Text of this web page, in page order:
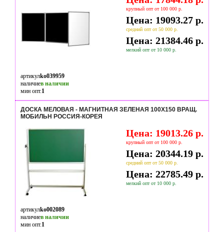
крупный опт от 100 000 р.
Цена: 19093.27 р.
средний опт от 50 000 р.
Цена: 21384.46 р.
мелкий опт от 10 000 р.
артикулko039959
наличиев наличии
мин опт.1
ДОСКА МЕЛОВАЯ - МАГНИТНАЯ ЗЕЛЕНАЯ 100Х150 ВРАЩ.
МОБИЛЬН РОССИЯ-КОРЕЯ
Цена: 19013.26 р.
крупный опт от 100 000 р.
Цена: 20344.19 р.
средний опт от 50 000 р.
Цена: 22785.49 р.
мелкий опт от 10 000 р.
артикулko002089
наличиев наличии
мин опт.1